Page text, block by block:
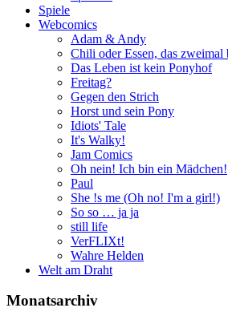
Spiele
Webcomics
Adam & Andy
Chili oder Essen, das zweimal
Das Leben ist kein Ponyhof
Freitag?
Gegen den Strich
Horst und sein Pony
Idiots' Tale
It's Walky!
Jam Comics
Oh nein! Ich bin ein Mädchen!
Paul
She !s me (Oh no! I'm a girl!)
So so … ja ja
still life
VerFLIXt!
Wahre Helden
Welt am Draht
Monatsarchiv